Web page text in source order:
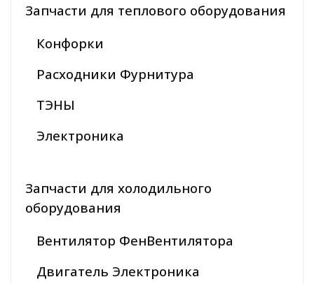
Запчасти для теплового оборудования
Конфорки
Расходники Фурнитура
ТЭНЫ
Электроника
Запчасти для холодильного
оборудования
Вентилятор ФенВентилятора
Двигатель Электроника